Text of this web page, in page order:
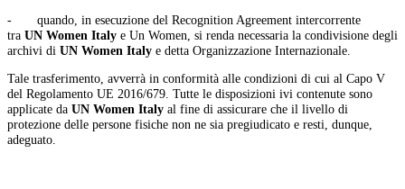
- quando, in esecuzione del Recognition Agreement intercorrente
tra UN Women Italy e Un Women, si renda necessaria la condivisione degli
archivi di UN Women Italy e detta Organizzazione Internazionale.
Tale trasferimento, avverrà in conformità alle condizioni di cui al Capo V
del Regolamento UE 2016/679. Tutte le disposizioni ivi contenute sono
applicate da UN Women Italy al fine di assicurare che il livello di
protezione delle persone fisiche non ne sia pregiudicato e resti, dunque,
adeguato.